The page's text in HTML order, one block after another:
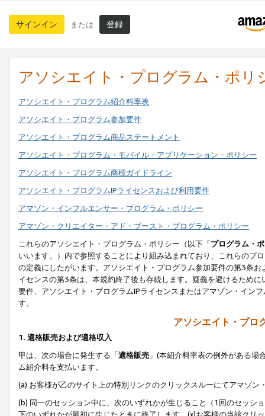
サインイン または 登録
アソシエイト・プログラム・ポリ
アソシエイト・プログラム紹介料率表
アソシエイト・プログラム参加要件
アソシエイト・プログラム商品ステートメント
アソシエイト・プログラム・モバイル・アプリケーション・ポリシー
アソシエイト・プログラム商標ガイドライン
アソシエイト・プログラムIPライセンスおよび利用要件
アマゾン・インフルエンサー・プログラム・ポリシー
アマゾン・クリエイター・アド・ブースト・プログラム・ポリシー
これらのアソシエイト・プログラム・ポリシー（以下「プログラム・
いいます。）内で参照することにより組み込まれており、これらのプ
の定義にしたがいます。アソシエイト・プログラム参加要件の第3条
イセンスの第3条は、本規約終了後も存続します。疑義を避けるため
要件、アソシエイト・プログラムIPライセンスまたはアマゾン・イン
す。
アソシエイト・プロ
1. 適格販売および適格収入
甲は、次の場合に発生する「適格販売 」(本紹介料率表の例外がある
ム紹介料を支払います。
(a) お客様が乙のサイト上の特別リンクのクリックスルーにてアマゾン
(b) 同一のセッション中に、次のいずれかが生じること（1回のセッシ
下のいずれかが最初に生じたときに終了します。(x)お客様の当該ク